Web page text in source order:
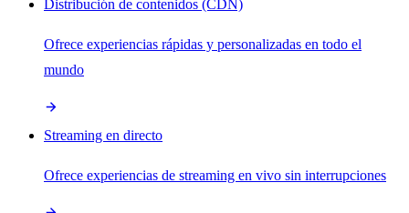
Distribución de contenidos (CDN)
Ofrece experiencias rápidas y personalizadas en todo el
mundo
Streaming en directo
Ofrece experiencias de streaming en vivo sin interrupciones